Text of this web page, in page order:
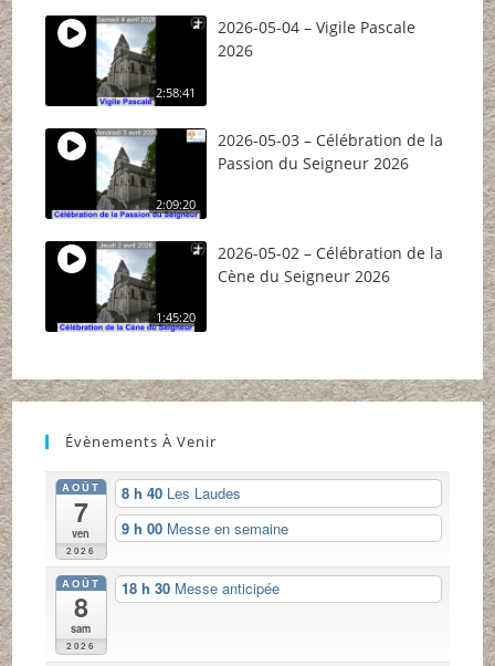
2:58:41
2026-05-04 – Vigile Pascale
2026
2:09:20
2026-05-03 – Célébration de la
Passion du Seigneur 2026
1:45:20
2026-05-02 – Célébration de la
Cène du Seigneur 2026
Évènements À Venir
AOÛT
7
ven
2026
8 h 40 Les Laudes
9 h 00 Messe en semaine
AOÛT
8
sam
2026
18 h 30 Messe anticipée